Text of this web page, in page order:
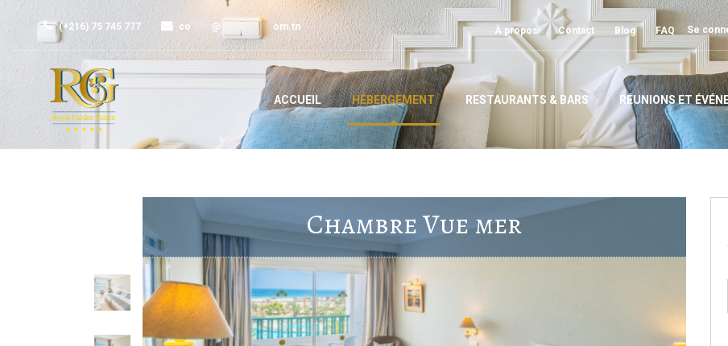
(+216) 75 745 777 co @ om.tn À propos Contact Blog FAQ Se
ACCUEIL HÉBERGEMENT RESTAURANTS & BARS RÉUNIONS ET
Chambre Vue mer
Ces chambres spacieuses donnent sur la mer. Profitez de cette vue magnifique depuis votre balcon
privé……